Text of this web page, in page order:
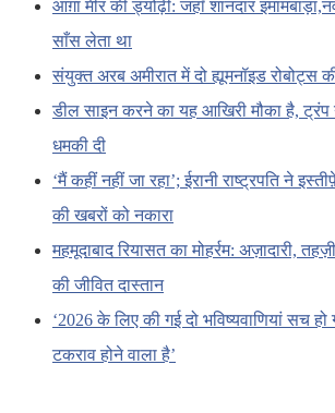
आग़ा मीर की ड्योढ़ी: जहाँ शानदार
साँस लेता था
संयुक्त अरब अमीरात में दो ह्यूमनॉइड रोबोट्स
डील साइन करने का यह आखिरी मौका है, ट्रंप
धमकी दी
‘मैं कहीं नहीं जा रहा’; ईरानी राष्ट्रपति ने
की खबरों को नकारा
महमूदाबाद रियासत का मोहर्रम: अज़ादारी,
की जीवित दास्तान
‘2026 के लिए की गई दो भविष्यवाणियां सच
टकराव होने वाला है’